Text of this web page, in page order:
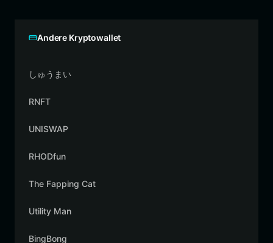
Andere Kryptowallet
しゅうまい
RNFT
UNISWAP
RHODfun
The Fapping Cat
Utility Man
BingBong